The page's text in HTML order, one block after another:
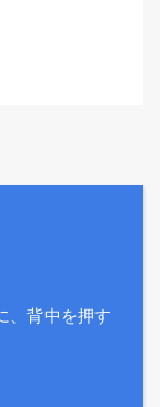
、背中を押す